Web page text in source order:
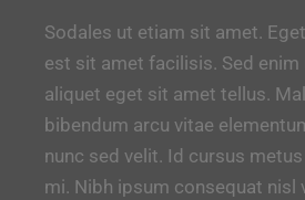
Sodales ut etiam sit amet.
est sit amet facilisis. Sed enim
aliquet eget sit amet tellus.
bibendum arcu vitae
nunc sed velit. Id cursus
mi. Nibh ipsum consequat nisl